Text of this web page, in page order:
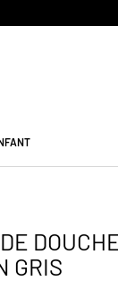
GRIS